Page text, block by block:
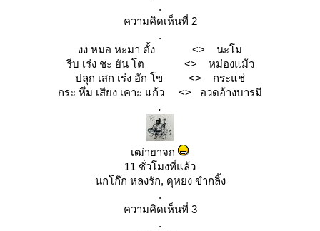
.
ความคิดเห็นที่ 2
.
งง หมอ หะมา ตั้ง <> นะโม
รีบ เร่ง ชะ ยัน โต <> หม่องแม้ว
ปลุก เสก เร่ง อัก โข <> กระแช่
กระ หึ่ม เสียง เคาะ แก้ว <> อวดอ้างบารมี
.
เฒ่ายาจก
11 ชั่วโมงที่แล้ว
นกโก๊ก หลงรัก, ดุหยง ขำกลิ้ง
.
ความคิดเห็นที่ 3
.